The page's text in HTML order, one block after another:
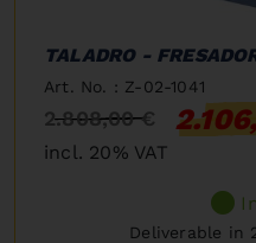
TALADRO -
Art. No. : Z-02-1041
2.808,00 €
incl. 20% VAT
Deliverable in